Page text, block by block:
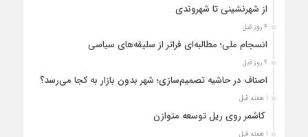
از شهرنشینی تا شهروندی
4 روز قبل
انسجام ملی؛ مطالبه‌ای فراتر از سلیقه‌های سیاسی
4 روز قبل
اصناف در حاشیه تصمیم‌سازی؛ شهر بدون بازار به کجا می‌رسد؟
1 هفته قبل
کاشمر روی ریل توسعه متوازن
1 هفته قبل